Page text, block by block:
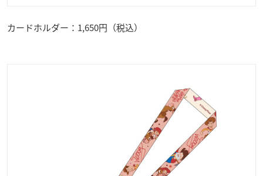
カードホルダー：1,650円（税込）